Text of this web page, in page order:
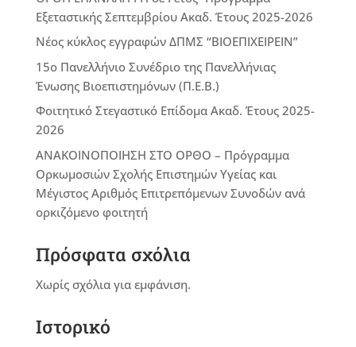
Εξεταστικής Σεπτεμβρίου Ακαδ. Έτους 2025-2026
Νέος κύκλος εγγραφών ΔΠΜΣ “ΒΙΟΕΠΙΧΕΙΡΕΙΝ”
15ο Πανελλήνιο Συνέδριο της Πανελλήνιας
Ένωσης Βιοεπιστημόνων (Π.Ε.Β.)
Φοιτητικό Στεγαστικό Επίδομα Ακαδ. Έτους 2025-
2026
ΑΝΑΚΟΙΝΟΠΟΙΗΣΗ ΣΤΟ ΟΡΘΟ – Πρόγραμμα
Ορκωμοσιών Σχολής Επιστημών Υγείας και
Μέγιστος Αριθμός Επιτρεπόμενων Συνοδών ανά
ορκιζόμενο φοιτητή
Πρόσφατα σχόλια
Χωρίς σχόλια για εμφάνιση.
Ιστορικό